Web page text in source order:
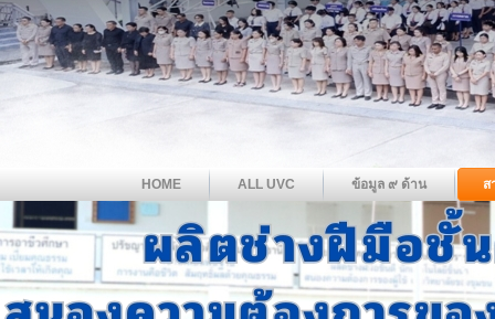
HOME ALL UVC ข้อมูล ๙ ด้าน ส